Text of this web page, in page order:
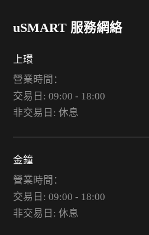
uSMART 服務網絡
上環
營業時間：
交易日: 09:00 - 18:00
非交易日: 休息
金鐘
營業時間：
交易日: 09:00 - 18:00
非交易日: 休息